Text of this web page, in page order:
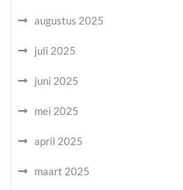
augustus 2025
juli 2025
juni 2025
mei 2025
april 2025
maart 2025